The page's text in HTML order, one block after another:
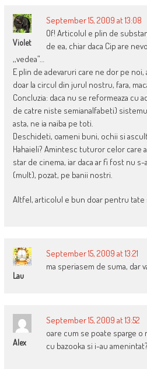
Violet
September 15, 2009 at 13:08
Of! Articolul e plin de
de ea, chiar daca Cip are
,,vedea”…
E plin de adevaruri care ne dor pe noi,
doar la circul din jurul nostru, fara,
Concluzia: daca nu se reformeaza cu
de catre niste semianalfabeti)
asta, ne ia naiba pe toti.
Deschideti, oameni buni, ochii si
Hahaieli? Amintesc tuturor celor care
star de cinema, iar daca ar fi fost nu
(mult), pozat, pe banii nostri.
Altfel, articolul e bun doar pentru tate
Lau
September 15, 2009 at 13:21
ma speriasem de suma, dar
Alex
September 15, 2009 at 13:52
oare cum se poate sparge o
cu bazooka si i-au